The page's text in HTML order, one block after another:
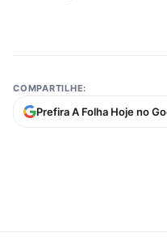
COMPARTILHE:
Prefira A Folha Hoje no